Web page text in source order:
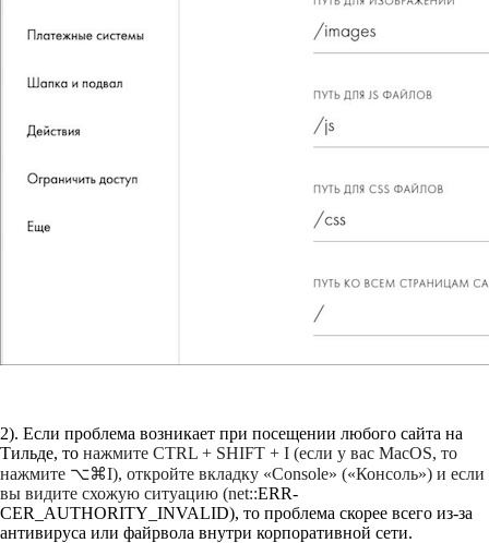
2). Если проблема возникает при посещении любого сайта на
Тильде, то нажмите CTRL + SHIFT + I (если у вас MacOS, то
нажмите ⌥⌘I), откройте вкладку «Console» («Консоль») и если
вы видите схожую ситуацию (net::ERR-
CER_AUTHORITY_INVALID), то проблема скорее всего из-за
антивируса или файрвола внутри корпоративной сети.